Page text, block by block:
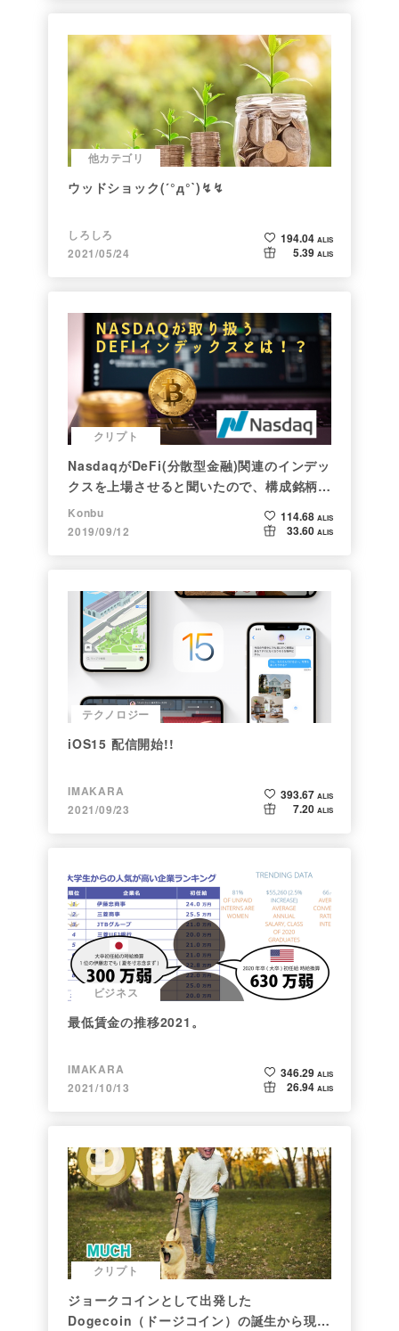
他カテゴリ
ウッドショック(´°д°`)↯↯
しろしろ
2021/05/24
194.04 ALIS
5.39 ALIS
クリプト
NasdaqがDeFi(分散型金融)関連のインデッ
クスを上場させると聞いたので、構成銘柄を
調べてみた
Konbu
2019/09/12
114.68 ALIS
33.60 ALIS
テクノロジー
iOS15 配信開始!!
IMAKARA
2021/09/23
393.67 ALIS
7.20 ALIS
ビジネス
最低賃金の推移2021。
IMAKARA
2021/10/13
346.29 ALIS
26.94 ALIS
クリプト
ジョークコインとして出発した
Dogecoin（ドージコイン）の誕生から現在